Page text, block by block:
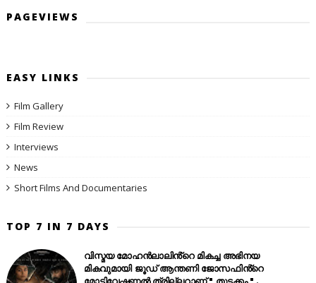
PAGEVIEWS
EASY LINKS
Film Gallery
Film Review
Interviews
News
Short Films And Documentaries
TOP 7 IN 7 DAYS
വിസ്മയ മോഹൻലാലിൻ്റെ മികച്ച അഭിനയ
മികവുമായി ജൂഡ് ആന്തണി ജോസഫിൻ്റെ
മോട്ടിവേഷണൽ ത്രില്ലറാണ് " തുടക്കം " .